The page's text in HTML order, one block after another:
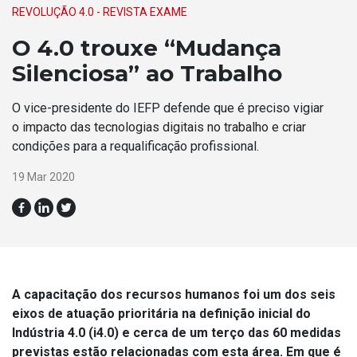
REVOLUÇÃO 4.0 - REVISTA EXAME
O 4.0 trouxe “Mudança
Silenciosa” ao Trabalho
O vice-presidente do IEFP defende que é preciso vigiar
o impacto das tecnologias digitais no trabalho e criar
condições para a requalificação profissional.
19 Mar 2020
A capacitação dos recursos humanos foi um dos seis
eixos de atuação prioritária na definição inicial do
Indústria 4.0 (i4.0) e cerca de um terço das 60 medidas
previstas estão relacionadas com esta área. Em que é